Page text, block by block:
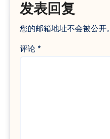
发表回复
您的邮箱地址不会被公开。
评论 *